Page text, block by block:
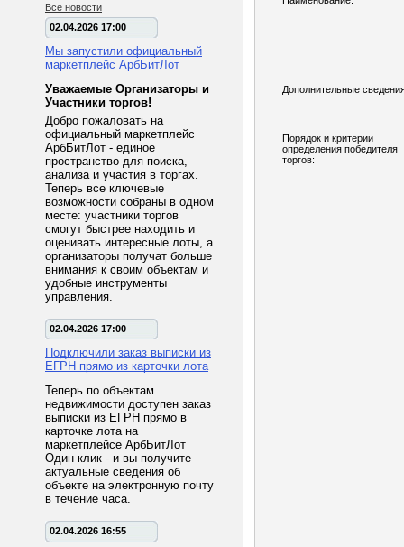
Все новости
02.04.2026 17:00
Мы запустили официальный
маркетплейс АрбБитЛот
Уважаемые Организаторы и
Участники торгов!
Добро пожаловать на
официальный маркетплейс
АрбБитЛот - единое
пространство для поиска,
анализа и участия в торгах.
Теперь все ключевые
возможности собраны в одном
месте: участники торгов
смогут быстрее находить и
оценивать интересные лоты, а
организаторы получат больше
внимания к своим объектам и
удобные инструменты
управления.
02.04.2026 17:00
Подключили заказ выписки из
ЕГРН прямо из карточки лота
Теперь по объектам
недвижимости доступен заказ
выписки из ЕГРН прямо в
карточке лота на
маркетплейсе АрбБитЛот
Один клик - и вы получите
актуальные сведения об
объекте на электронную почту
в течение часа.
02.04.2026 16:55
Дополнительные
Порядок и критерии
определения победителя
торгов: